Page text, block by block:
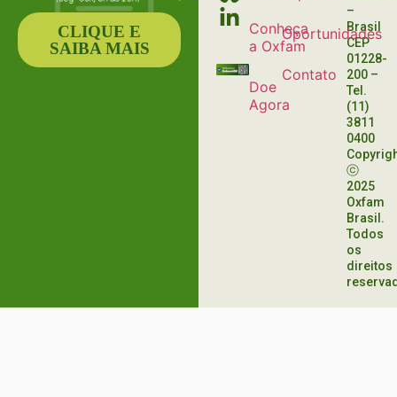
Conheça
a Oxfam
Doe
Agora
Oportunidades
Contato
–
Brasil
CEP
01228-
200 –
Tel.
(11)
3811
0400
ⓒ
2025
Oxfam
Brasil.
Todos
os
direitos
CLIQUE E
SAIBA MAIS